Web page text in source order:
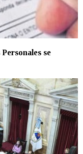
se